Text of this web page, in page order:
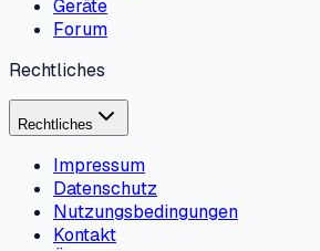
Geräte
Forum
Rechtliches
Rechtliches
Impressum
Datenschutz
Nutzungsbedingungen
Kontakt